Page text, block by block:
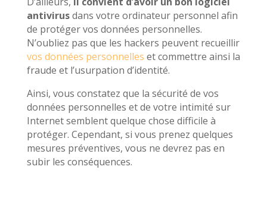
antivirusdans votre ordinateur personnel afin
de protéger vos données personnelles.
N’oubliez pas que les hackers peuvent recueillir
vos données personnelles et commettre ainsi la
fraude et l’usurpation d’identité.
Ainsi, vous constatez que la sécurité de vos
données personnelles et de votre intimité sur
Internet semblent quelque chose difficile à
protéger. Cependant, si vous prenez quelques
mesures préventives, vous ne devrez pas en
subir les conséquences.